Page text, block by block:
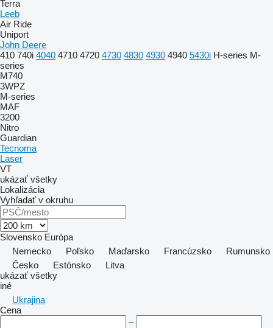
Terra
Leeb
Air Ride
Uniport
John Deere
410 740i 4040 4710 4720 4730 4830 4930 4940 5430i H-series M-
series
M740
3WPZ
M-series
MAF
3200
Nitro
Guardian
Tecnoma
Laser
VT
ukázať všetky
Lokalizácia
Vyhľadať v okruhu
Slovensko Európa
Nemecko
Poľsko Maďarsko Francúzsko
Rumunsko
Česko
Estónsko
Litva
ukázať všetky
iné
Ukrajina
Cena
–